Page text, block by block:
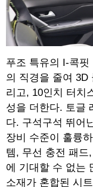
푸조 특유의 I-콕핏
의 직경을 줄여 3D
리고, 10인치 터치
성을 더한다. 토글
다. 구석구석 뛰어
장비 수준이 훌륭
템, 무선 충전 패드
에 기대할 수 없는
소재가 혼합된 시